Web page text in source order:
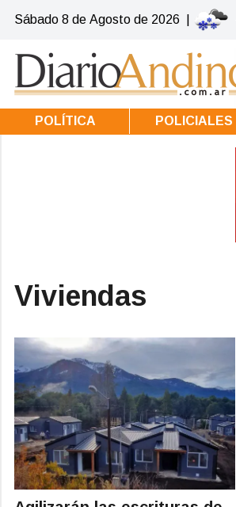
Sábado 8 de Agosto de 2026
POLÍTICA POLICIALES
Viviendas